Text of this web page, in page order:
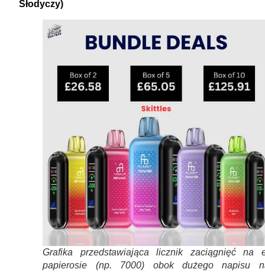
Słodyczy)
Grafika przedstawiająca licznik zaciągnięć na
papierosie (np. 7000) obok dużego napisu